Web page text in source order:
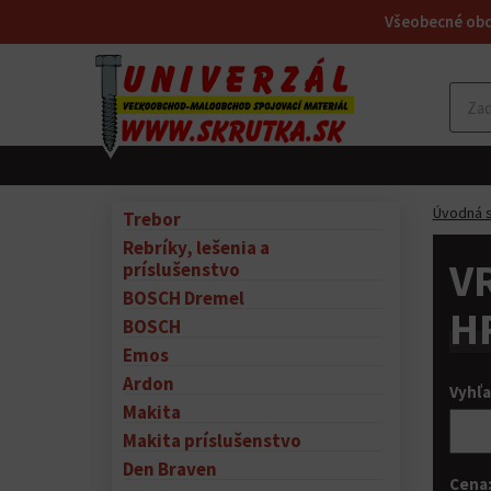
Všeobecné
Trebor
Rebríky, lešenia a
príslušenstvo
BOSCH Dremel
BOSCH
Emos
Ardon
Makita
Makita príslušenstvo
Den Braven
Úvodná
Cena: